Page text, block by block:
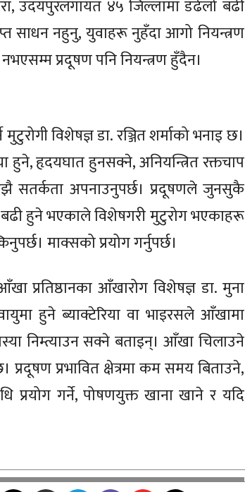
उदयपुरलगायत ४५ जिल्लामा डढेलो बढी
साधन नहुनु, युवाहरू नुहँदा आगो नियन्त्रण
प्रदूषण पनि नियन्त्रण हुँदैन।
विशेषज्ञ डा. रञ्जित शर्माको भनाइ छ।
हुने, हृदयघात हुनसक्ने, अनियन्त्रित रक्तचाप
सतर्कता अपनाउनुपर्छ। प्रदूषणले जुनसुकै
हुने भएकाले विशेषगरी मुटुरोग भएकाहरू
माक्सको प्रयोग गर्नुपर्छ।
प्रतिष्ठानका आँखारोग विशेषज्ञ डा. मुना
हुने ब्याक्टेरिया वा भाइरसले आँखामा
निम्त्याउन सक्ने बताइन्। आँखा चिलाउने
प्रभावित क्षेत्रमा कम समय बिताउने,
गर्ने, पोषणयुक्त खाना खाने र यदि